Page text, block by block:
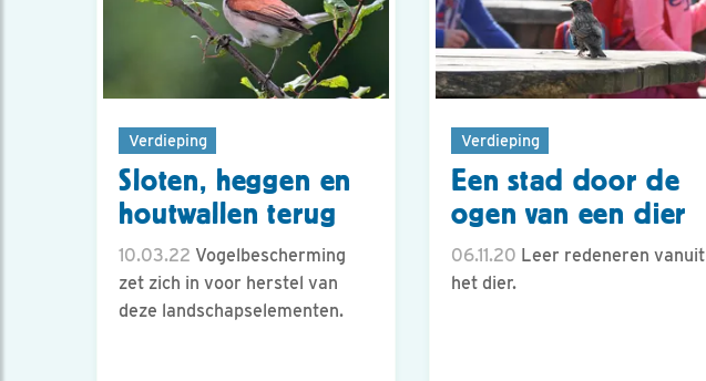
Verdieping
Sloten, heggen en
houtwallen terug
10.03.22 Vogelbescherming
zet zich in voor herstel van
deze landschapselementen.
Verdieping
Een stad door de
ogen van een dier
06.11.20 Leer redeneren vanuit
het dier.